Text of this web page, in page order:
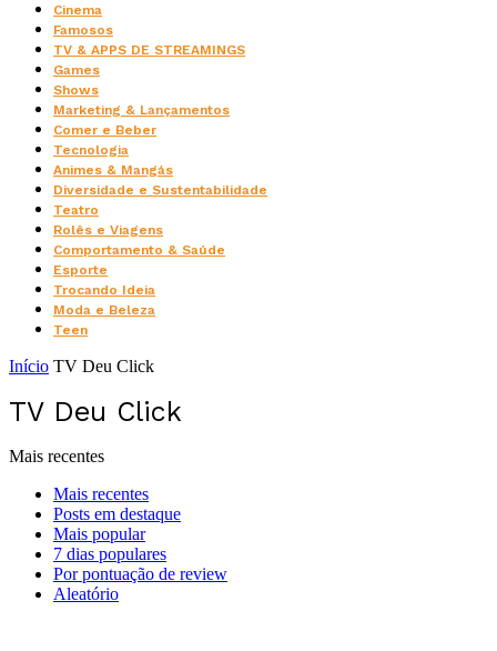
Cinema
Famosos
TV & APPS DE STREAMINGS
Games
Shows
Marketing & Lançamentos
Comer e Beber
Tecnologia
Animes & Mangás
Diversidade e Sustentabilidade
Teatro
Rolês e Viagens
Comportamento & Saúde
Esporte
Trocando Ideia
Moda e Beleza
Teen
Início TV Deu Click
TV Deu Click
Mais recentes
Mais recentes
Posts em destaque
Mais popular
7 dias populares
Por pontuação de review
Aleatório